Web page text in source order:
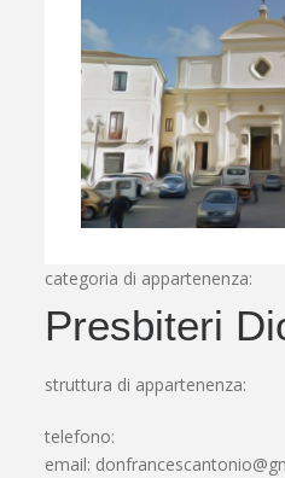
categoria di appartenenza:
Presbiteri
struttura di appartenenza:
telefono:
email: